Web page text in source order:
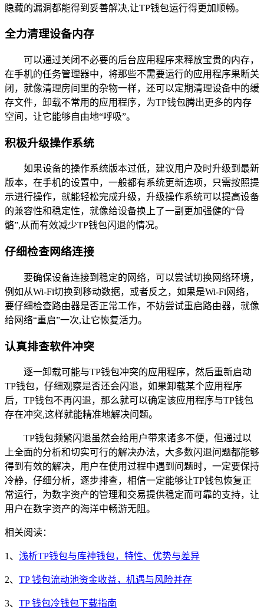
隐藏的漏洞都能得到妥善解决,让TP钱包运行得更加顺畅。
全力清理设备内存
可以通过关闭不必要的后台应用程序来释放宝贵的内存，
在手机的任务管理器中，将那些不需要运行的应用程序果断关
闭，就像清理房间里的杂物一样，还可以定期清理设备中的缓
存文件，卸载不常用的应用程序，为TP钱包腾出更多的内存
空间，让它能够自由地“呼吸”。
积极升级操作系统
如果设备的操作系统版本过低，建议用户及时升级到最新
版本，在手机的设置中，一般都有系统更新选项，只需按照提
示进行操作，就能轻松完成升级，升级操作系统可以提高设备
的兼容性和稳定性，就像给设备换上了一副更加强健的“骨
骼”,从而有效减少TP钱包闪退的情况。
仔细检查网络连接
要确保设备连接到稳定的网络，可以尝试切换网络环境，
例如从Wi-Fi切换到移动数据，或者反之，如果是Wi-Fi网络，
要仔细检查路由器是否正常工作，不妨尝试重启路由器，就像
给网络“重启”一次,让它恢复活力。
认真排查软件冲突
逐一卸载可能与TP钱包冲突的应用程序，然后重新启动
TP钱包，仔细观察是否还会闪退，如果卸载某个应用程序
后，TP钱包不再闪退，那么就可以确定该应用程序与TP钱包
存在冲突,这样就能精准地解决问题。
TP钱包频繁闪退虽然会给用户带来诸多不便，但通过以
上全面的分析和切实可行的解决办法，大多数闪退问题都能够
得到有效的解决，用户在使用过程中遇到问题时，一定要保持
冷静，仔细分析，逐步排查，相信一定能够让TP钱包恢复正
常运行，为数字资产的管理和交易提供稳定而可靠的支持，让
用户在数字资产的海洋中畅游无阻。
相关阅读：
1、 浅析TP钱包与库神钱包，特性、优势与差异
2、 TP 钱包流动池资金收益，机遇与风险并存
3、 TP 钱包冷钱包下载指南